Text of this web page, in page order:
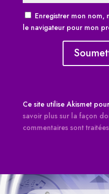
Enregistrer mon nom,
le navigateur pour mon
Ce site utilise Akismet
savoir plus sur la façon
commentaires sont traitées